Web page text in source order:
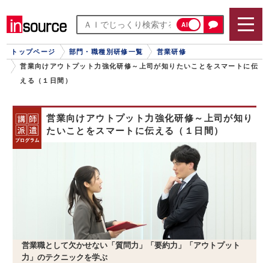
AI
トップページ 部門・職種別研修一覧
営業研修
営業向けアウトプット力強化研修～上司が知りたいことをスマートに伝
える（１日間）
営業向けアウトプット力強化研修～上司が知り
たいことをスマートに伝える（１日間）
営業職として欠かせない「質問力」「要約力」「アウトプット
力」のテクニックを学ぶ